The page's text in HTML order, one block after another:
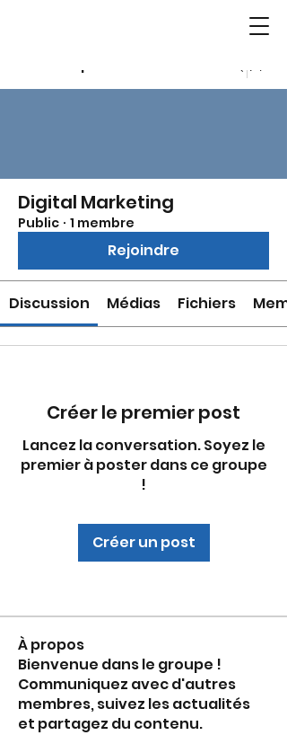
Digital Marketing
Public · 1 membre
Rejoindre
Discussion Médias Fichiers
Créer le premier post
Lancez la conversation. Soyez le
premier à poster dans ce groupe
!
Créer un post
À propos
Bienvenue dans le groupe !
Communiquez avec d'autres
membres, suivez les actualités
et partagez du contenu.